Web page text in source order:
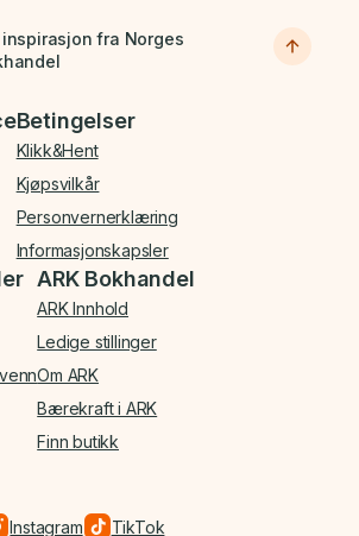
fra Norges
Betingelser
Klikk&Hent
Kjøpsvilkår
Personvernerklæring
Informasjonskapsler
ARK Bokhandel
ARK Innhold
Ledige stillinger
Om ARK
Bærekraft i ARK
Finn butikk
Instagram TikTok